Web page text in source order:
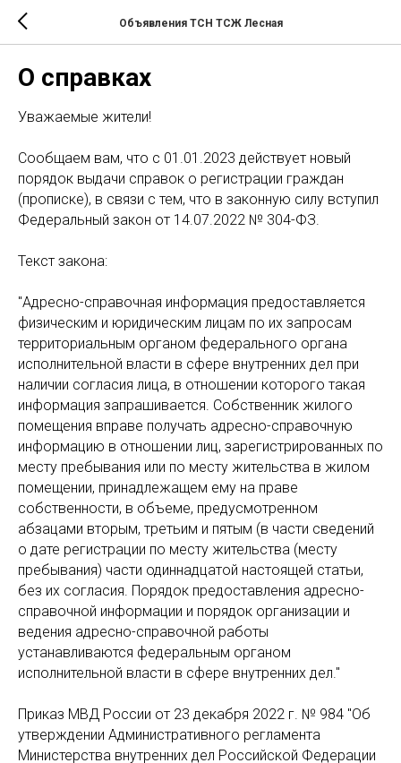
Объявления ТСН ТСЖ Лесная
О справках
Уважаемые жители!
Сообщаем вам, что с 01.01.2023 действует новый
порядок выдачи справок о регистрации граждан
(прописке), в связи с тем, что в законную силу вступил
Федеральный закон от 14.07.2022 № 304-ФЗ.
Текст закона:
"Адресно-справочная информация предоставляется
физическим и юридическим лицам по их запросам
территориальным органом федерального органа
исполнительной власти в сфере внутренних дел при
наличии согласия лица, в отношении которого такая
информация запрашивается. Собственник жилого
помещения вправе получать адресно-справочную
информацию в отношении лиц, зарегистрированных по
месту пребывания или по месту жительства в жилом
помещении, принадлежащем ему на праве
собственности, в объеме, предусмотренном
абзацами вторым, третьим и пятым (в части сведений
о дате регистрации по месту жительства (месту
пребывания) части одиннадцатой настоящей статьи,
без их согласия. Порядок предоставления адресно-
справочной информации и порядок организации и
ведения адресно-справочной работы
устанавливаются федеральным органом
исполнительной власти в сфере внутренних дел."
Приказ МВД России от 23 декабря 2022 г. № 984 "Об
утверждении Административного регламента
Министерства внутренних дел Российской Федерации